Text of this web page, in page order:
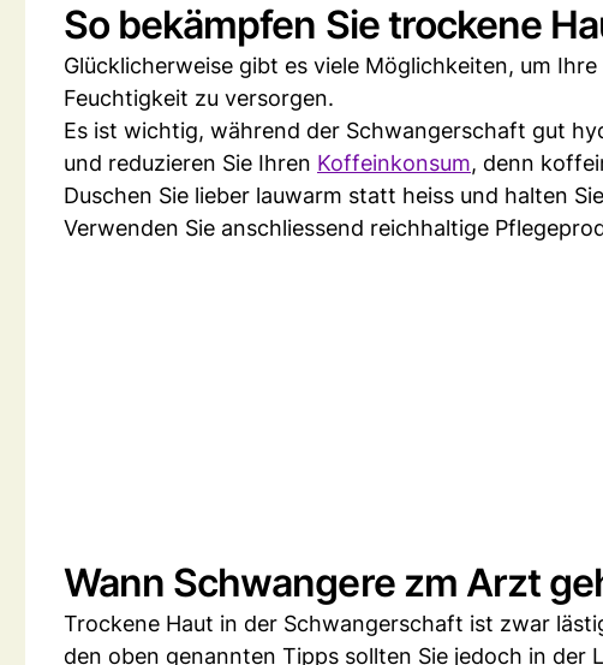
So bekämpfen Sie trockene
Glücklicherweise gibt es viele Möglichkeiten, um
Feuchtigkeit zu versorgen.
Es ist wichtig, während der Schwangerschaft gut
und reduzieren Sie Ihren Koffeinkonsum, denn
Duschen Sie lieber lauwarm statt heiss und halten
Verwenden Sie anschliessend reichhaltige
Wann Schwangere zm Arzt
Trockene Haut in der Schwangerschaft ist zwar
den oben genannten Tipps sollten Sie jedoch in der